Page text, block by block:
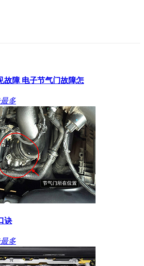
故障 电子节气门故障怎
多
诀
多